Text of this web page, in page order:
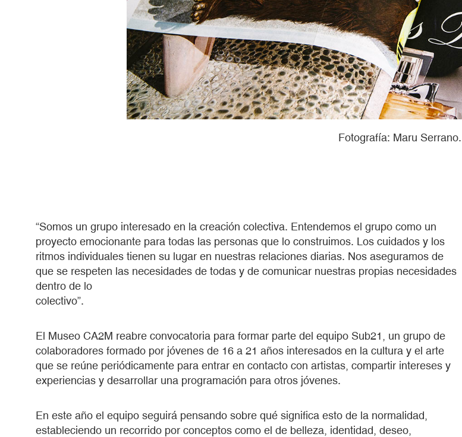
Fotografía: Maru Serrano.
“Somos un grupo interesado en la creación colectiva. Entendemos el grupo como un
proyecto emocionante para todas las personas que lo construimos. Los cuidados y los
ritmos individuales tienen su lugar en nuestras relaciones diarias. Nos aseguramos de
que se respeten las necesidades de todas y de comunicar nuestras propias necesidades
dentro de lo
colectivo”.
El Museo CA2M reabre convocatoria para formar parte del equipo Sub21, un grupo de
colaboradores formado por jóvenes de 16 a 21 años interesados en la cultura y el arte
que se reúne periódicamente para entrar en contacto con artistas, compartir intereses y
experiencias y desarrollar una programación para otros jóvenes.
En este año el equipo seguirá pensando sobre qué significa esto de la normalidad,
estableciendo un recorrido por conceptos como el de belleza, identidad, deseo,